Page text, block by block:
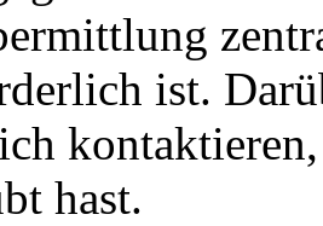
ist.
hast.